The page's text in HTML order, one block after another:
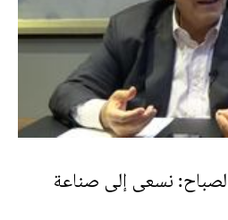
الصباح: نسعى إلى صناعة